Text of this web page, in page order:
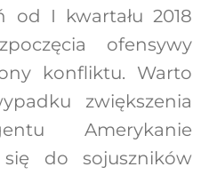
od I kwartału 2018
ofensywy
konfliktu. Warto
zwiększenia
Amerykanie
do sojuszników